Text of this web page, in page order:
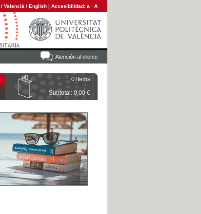
/ Valencià / English | Accesibilidad: a · A
Atención al cliente
0 items
Subtotal: 0,00 €